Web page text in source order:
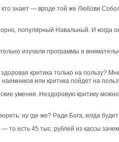
знает — вроде той же Любови
популярный Навальный. И
изучали программы и
критика только на пользу?
или критика пойдет на
умения. Нездоровую критику
ну где же? Ради Бога, когда
есть 45 тыс. рублей из кассы